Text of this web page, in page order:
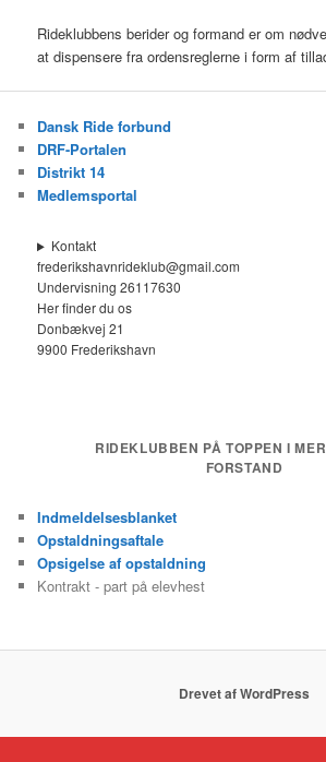
Rideklubbens berider og formand er om
at dispensere fra ordensreglerne i form af
Dansk Ride forbund
DRF-Portalen
Distrikt 14
Medlemsportal
Kontakt
frederikshavnrideklub@gmail.com
Undervisning 26117630
Her finder du os
Donbækvej 21
9900 Frederikshavn
RIDEKLUBBEN PÅ TOPPEN I
FORSTAND
Indmeldelsesblanket
Opstaldningsaftale
Opsigelse af opstaldning
Kontrakt - part på elevhest
Drevet af WordPress